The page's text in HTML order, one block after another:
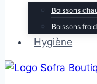
Boissons
Boissons
Hygiène